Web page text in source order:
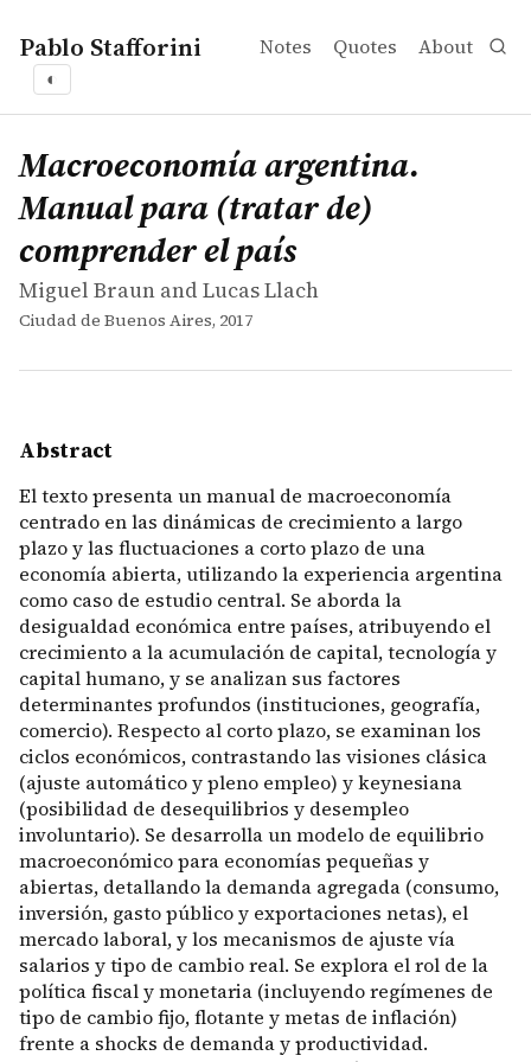
Pablo Stafforini Notes Quotes About
◐
works
Miguel Braun and Lucas Llach
Macroeconomía argentina. Manual para (tratar de)
book
El texto presenta un manual de macroeconomía
Macroeconomía argentina.
Manual para (tratar de)
comprender el país
Miguel Braun and Lucas Llach
Ciudad de Buenos Aires, 2017
Abstract
El texto presenta un manual de macroeconomía
centrado en las dinámicas de crecimiento a largo
plazo y las fluctuaciones a corto plazo de una
economía abierta, utilizando la experiencia argentina
como caso de estudio central. Se aborda la
desigualdad económica entre países, atribuyendo el
crecimiento a la acumulación de capital, tecnología y
capital humano, y se analizan sus factores
determinantes profundos (instituciones, geografía,
comercio). Respecto al corto plazo, se examinan los
ciclos económicos, contrastando las visiones clásica
(ajuste automático y pleno empleo) y keynesiana
(posibilidad de desequilibrios y desempleo
involuntario). Se desarrolla un modelo de equilibrio
macroeconómico para economías pequeñas y
abiertas, detallando la demanda agregada (consumo,
inversión, gasto público y exportaciones netas), el
mercado laboral, y los mecanismos de ajuste vía
salarios y tipo de cambio real. Se explora el rol de la
política fiscal y monetaria (incluyendo regímenes de
tipo de cambio fijo, flotante y metas de inflación)
frente a shocks de demanda y productividad.